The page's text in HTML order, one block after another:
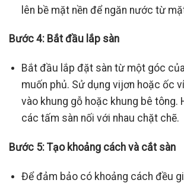
lên bề mặt nền để ngăn nước từ
Bước 4: Bắt đầu lắp sàn
Bắt đầu lắp đặt sàn từ một góc
muốn phủ. Sử dụng vijơn hoặc ốc
vào khung gỗ hoặc khung bê tông.
các tấm sàn nối với nhau chặt chẽ.
Bước 5: Tạo khoảng cách và cắt sàn
Để đảm bảo có khoảng cách đều